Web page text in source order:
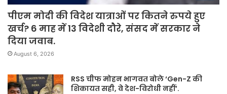
पीएम मोदी की विदेश यात्राओं पर कितने रुपये हुए
खर्च? 6 माह में 13 विदेशी दौरे, संसद में सरकार ने
दिया जवाब.
August 6, 2026
RSS चीफ मोहन भागवत बोले ‘Gen-Z की
शिकायत सही, वे देश-विरोधी नहीं’.